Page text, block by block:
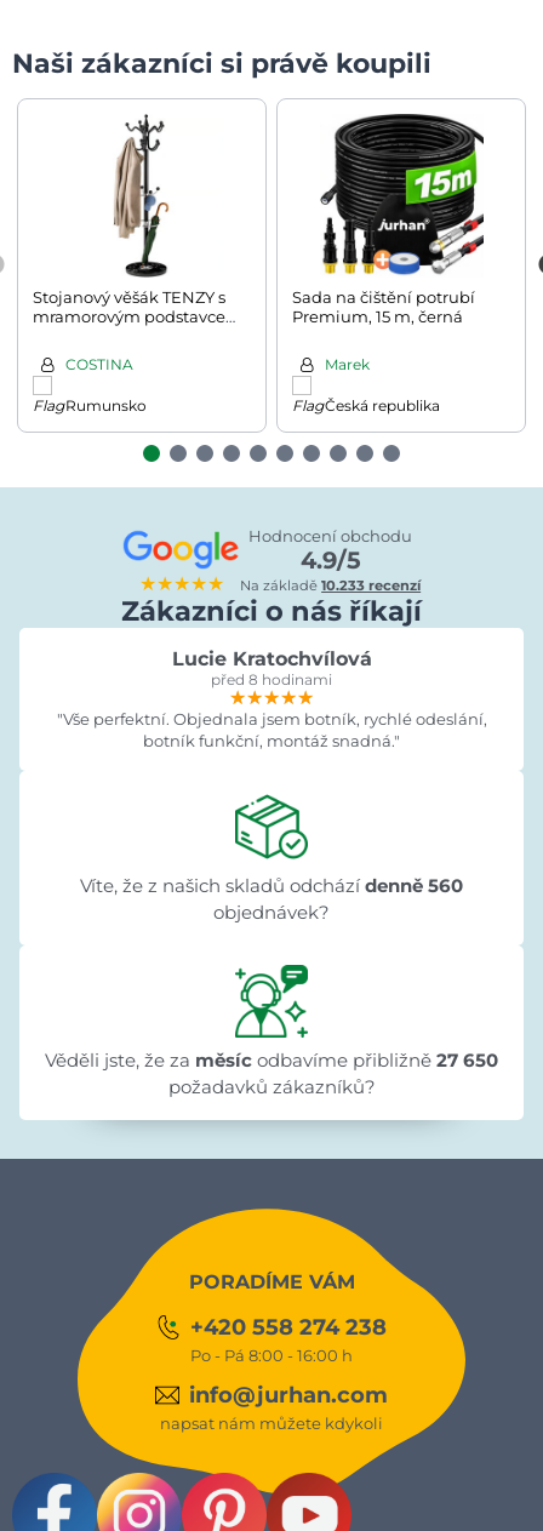
Naši zákazníci si právě koupili
Stojanový věšák TENZY s
mramorovým podstavcem,
COSTINA
Rumunsko
Sada na čištění potrubí
Premium, 15 m, černá
Marek
Česká republika
★★★★★
Hodnocení obchodu
4.9/5
Na základě10.233 recenzí
Zákazníci o nás říkají
Lucie Kratochvílová
před 8 hodinami
★★★★★
★★★★★
★★★★★
"Vše perfektní. Objednala jsem botník, rychlé odeslání,
botník funkční, montáž snadná."
Víte, že z našich skladů odchází denně 560
objednávek?
Věděli jste, že za měsíc odbavíme přibližně 27 650
požadavků zákazníků?
PORADÍME VÁM
+420 558 274 238
Po - Pá 8:00 - 16:00 h
info@jurhan.com
napsat nám můžete kdykoli